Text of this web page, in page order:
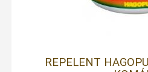
REPELENT